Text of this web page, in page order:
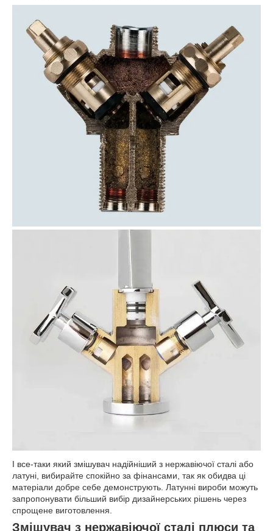
І все-таки який змішувач надійніший з нержавіючої сталі або
латуні, вибирайте спокійно за фінансами, так як обидва ці
матеріали добре себе демонструють. Латунні вироби можуть
запропонувати більший вибір дизайнерських рішень через
спрощене виготовлення.
Змішувач з нержавіючої сталі плюси та